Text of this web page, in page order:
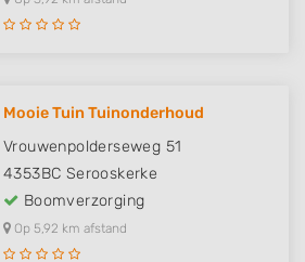
Mooie Tuin Tuinonderhoud
Vrouwenpolderseweg 51
4353BC Serooskerke
Boomverzorging
Op 5,92 km afstand